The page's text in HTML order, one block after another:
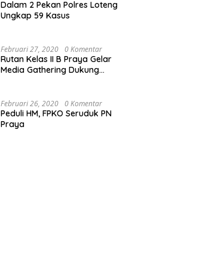
Dalam 2 Pekan Polres Loteng
Ungkap 59 Kasus
Februari 27, 2020 0 Komentar
Rutan Kelas II B Praya Gelar
Media Gathering Dukung
Februari 26, 2020 0 Komentar
Peduli HM, FPKO Seruduk PN
Praya